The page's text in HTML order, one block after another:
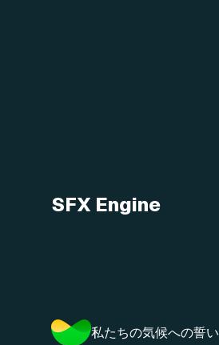
SFX Engine
私たちの気候への誓い